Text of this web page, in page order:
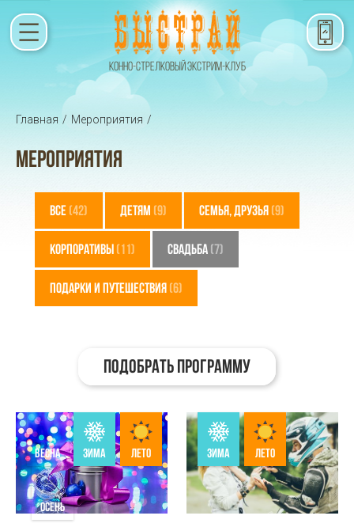
КОННО-СТРЕЛКОВЫЙ ЭКСТРИМ-КЛУБ
Главная / Мероприятия /
МЕРОПРИЯТИЯ
ВСЕ (42) ДЕТЯМ (9) СЕМЬЯ, ДРУЗЬЯ (9)
КОРПОРАТИВЫ (11) СВАДЬБА (7)
ПОДАРКИ И ПУТЕШЕСТВИЯ (6)
ПОДОБРАТЬ ПРОГРАММУ
ВЕСНА ЗИМА ЛЕТО
ОСЕНЬ
ЗИМА ЛЕТО